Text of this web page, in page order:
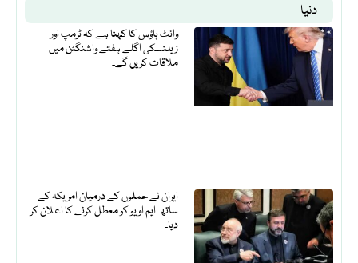
دنیا
وائٹ ہاؤس کا کہنا ہے کہ ٹرمپ اور
زیلنسکی اگلے ہفتے واشنگٹن میں
ملاقات کریں گے۔
ایران نے حملوں کے درمیان امریکہ کے
ساتھ ایم او یو کو معطل کرنے کا اعلان کر
دیا۔